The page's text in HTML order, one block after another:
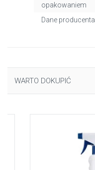
opakowaniem
Dane producenta
WARTO DOKUPIĆ